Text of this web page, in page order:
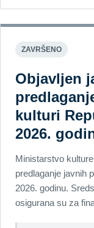
ZAVRŠENO
Objavljen
kulturi
2026.
Ministarstvo
predlaganje javnih
2026. godinu.
osigurana su za